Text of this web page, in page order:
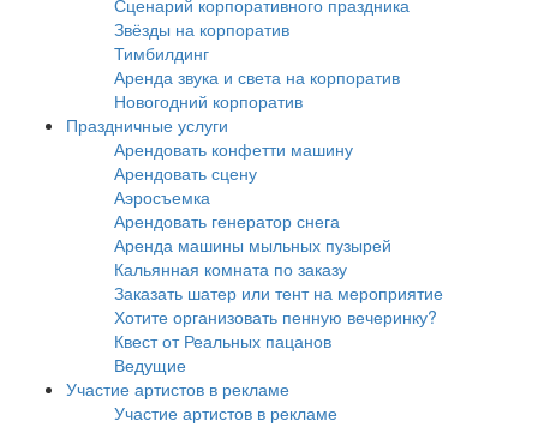
Сценарий корпоративного праздника
Звёзды на корпоратив
Тимбилдинг
Аренда звука и света на корпоратив
Новогодний корпоратив
Праздничные услуги
Арендовать конфетти машину
Арендовать сцену
Аэросъемка
Арендовать генератор снега
Аренда машины мыльных пузырей
Кальянная комната по заказу
Заказать шатер или тент на мероприятие
Хотите организовать пенную вечеринку?
Квест от Реальных пацанов
Ведущие
Участие артистов в рекламе
Участие артистов в рекламе